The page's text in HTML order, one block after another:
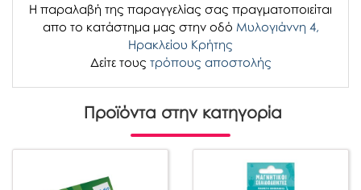
H παραλαβή της παραγγελίας σας πραγματοποιείται
απο το κατάστημα μας στην οδό Μυλογιάννη 4,
Ηρακλείου Κρήτης
Δείτε τους τρόπους αποστολής
Προϊόντα στην κατηγορία